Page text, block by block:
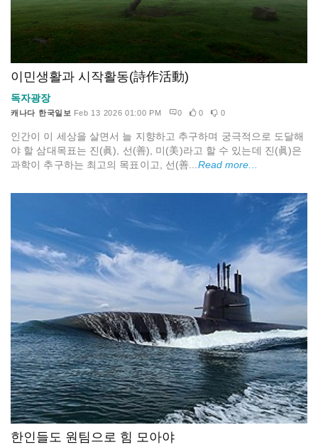
이민생활과 시작활동(詩作活動)
독자광장
캐나다 한국일보 Feb 13 2026 01:00 PM 0 0 0
인간이 이 세상을 살면서 늘 지향하고 추구하며 궁극적으로 도달해
야 할 삼대목표는 진(眞), 선(善), 미(美)라고 할 수 있는데 진(眞)은
과학이 추구하는 최고의 목표이고, 선(善...Read more...
한인들도 원팀으로 힘 모아야